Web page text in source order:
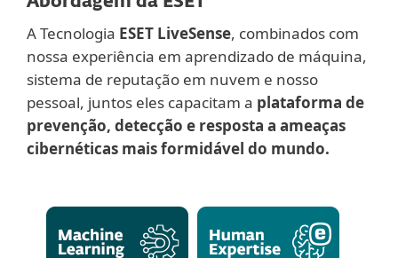
A Tecnologia ESET LiveSense, combinados com
nossa experiência em aprendizado de máquina,
sistema de reputação em nuvem e nosso
pessoal, juntos eles capacitam a plataforma de
prevenção, detecção e resposta a ameaças
cibernéticas mais formidável do mundo.